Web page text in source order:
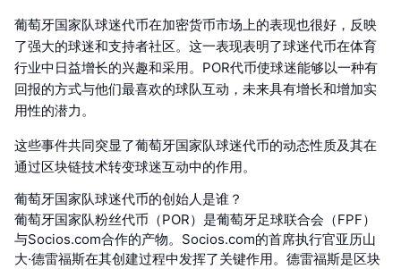
葡萄牙国家队球迷代币在加密货币市场上的表现也很好，反映
了强大的球迷和支持者社区。这一表现表明了球迷代币在体育
行业中日益增长的兴趣和采用。POR代币使球迷能够以一种有
回报的方式与他们最喜欢的球队互动，未来具有增长和增加实
用性的潜力。
这些事件共同突显了葡萄牙国家队球迷代币的动态性质及其在
通过区块链技术转变球迷互动中的作用。
葡萄牙国家队球迷代币的创始人是谁？
葡萄牙国家队粉丝代币（POR）是葡萄牙足球联合会（FPF）
与Socios.com合作的产物。Socios.com的首席执行官亚历山
大·德雷福斯在其创建过程中发挥了关键作用。德雷福斯是区块